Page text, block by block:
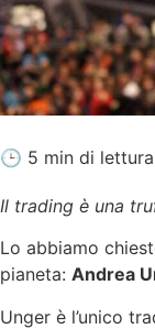
🕒 5 min di lettura
Il trading è una
Lo abbiamo
pianeta: Andrea
Unger è l’unico